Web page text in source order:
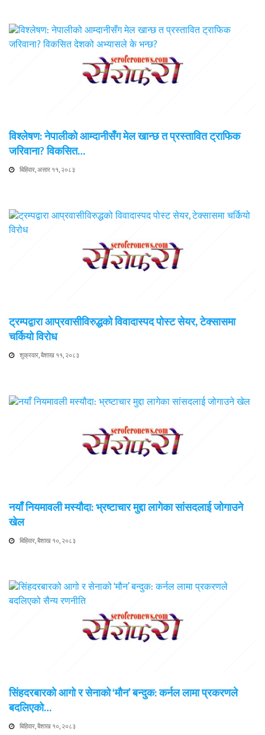
विश्लेषण: नेपालीको आम्दानीसँग मेल खान्छ त प्रस्तावित ट्राफिक
जरिवाना? विकसित…
बिहिवार, असार ११, २०८३
ट्रम्पद्वारा आप्रवासीविरुद्धको विवादास्पद पोस्ट सेयर, टेक्सासमा
चर्कियो विरोध
शुक्रवार, बैशाख ११, २०८३
नयाँ नियमावली मस्यौदा: भ्रष्टाचार मुद्दा लागेका सांसदलाई जोगाउने
खेल
बिहिवार, बैशाख १०, २०८३
सिंहदरबारको आगो र सेनाको ‘मौन’ बन्दुक: कर्नल लामा प्रकरणले
बदलिएको…
बिहिवार, बैशाख १०, २०८३